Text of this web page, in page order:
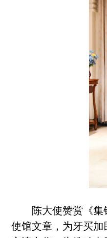
陈大使赞赏《
使馆文章，为牙买